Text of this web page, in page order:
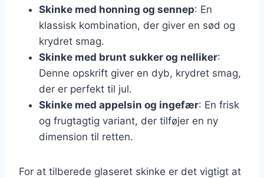
Skinke med honning og sennep: En
klassisk kombination, der giver en sød og
krydret smag.
Skinke med brunt sukker og nelliker:
Denne opskrift giver en dyb, krydret smag,
der er perfekt til jul.
Skinke med appelsin og ingefær: En frisk
og frugtagtig variant, der tilføjer en ny
dimension til retten.
For at tilberede glaseret skinke er det vigtigt at